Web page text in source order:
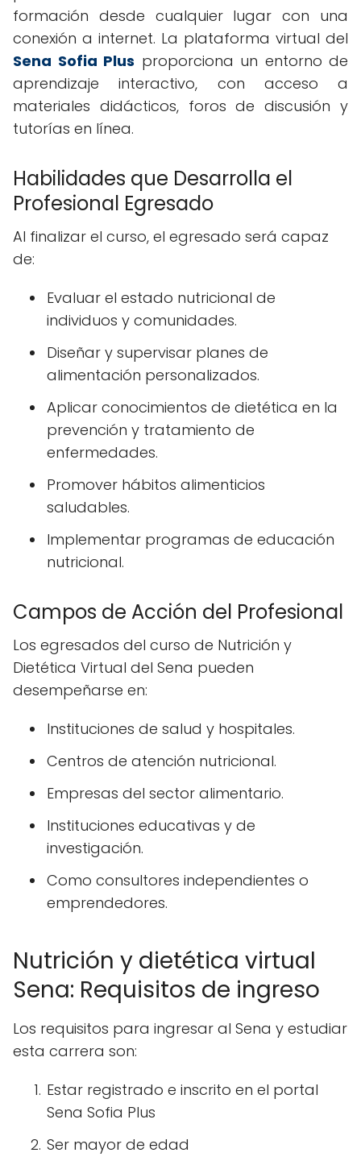
formación desde cualquier lugar con una
conexión a internet. La plataforma virtual del
Sena Sofia Plus proporciona un entorno de
aprendizaje interactivo, con acceso a
materiales didácticos, foros de discusión y
tutorías en línea.
Habilidades que Desarrolla el
Profesional Egresado
Al finalizar el curso, el egresado será capaz
de:
Evaluar el estado nutricional de
individuos y comunidades.
Diseñar y supervisar planes de
alimentación personalizados.
Aplicar conocimientos de dietética en la
prevención y tratamiento de
enfermedades.
Promover hábitos alimenticios
saludables.
Implementar programas de educación
nutricional.
Campos de Acción del Profesional
Los egresados del curso de Nutrición y
Dietética Virtual del Sena pueden
desempeñarse en:
Instituciones de salud y hospitales.
Centros de atención nutricional.
Empresas del sector alimentario.
Instituciones educativas y de
investigación.
Como consultores independientes o
emprendedores.
Nutrición y dietética virtual
Sena: Requisitos de ingreso
Los requisitos para ingresar al Sena y estudiar
esta carrera son:
Estar registrado e inscrito en el portal
Sena Sofia Plus
Ser mayor de edad